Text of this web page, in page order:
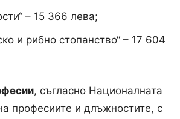
– 15 366 лева;
и рибно стопанство“ – 17 604
, съгласно Националната
професиите и длъжностите, с